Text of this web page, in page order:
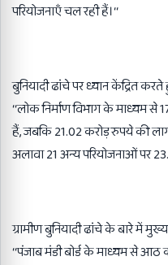
परियोजनाएँ चल रही हैं।‘‘
बुनियादी ढांचे पर ध्यान केंद्रित
‘‘लोक निर्माण विभाग के माध्यम से
हैं, जबकि 21.02 करोड़ रुपये की
अलावा 21 अन्य परियोजनाओं पर
ग्रामीण बुनियादी ढांचे के बारे में
‘‘पंजाब मंडी बोर्ड के माध्यम से आठ